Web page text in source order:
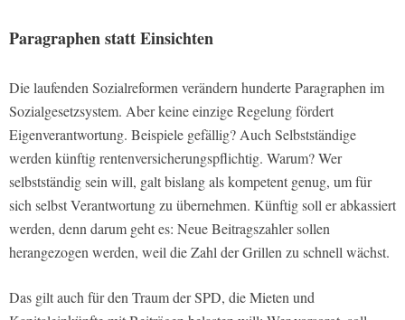
Paragraphen statt Einsichten
Die laufenden Sozialreformen verändern hunderte Paragraphen im
Sozialgesetzsystem. Aber keine einzige Regelung fördert
Eigenverantwortung. Beispiele gefällig? Auch Selbstständige
werden künftig rentenversicherungspflichtig. Warum? Wer
selbstständig sein will, galt bislang als kompetent genug, um für
sich selbst Verantwortung zu übernehmen. Künftig soll er abkassiert
werden, denn darum geht es: Neue Beitragszahler sollen
herangezogen werden, weil die Zahl der Grillen zu schnell wächst.
Das gilt auch für den Traum der SPD, die Mieten und